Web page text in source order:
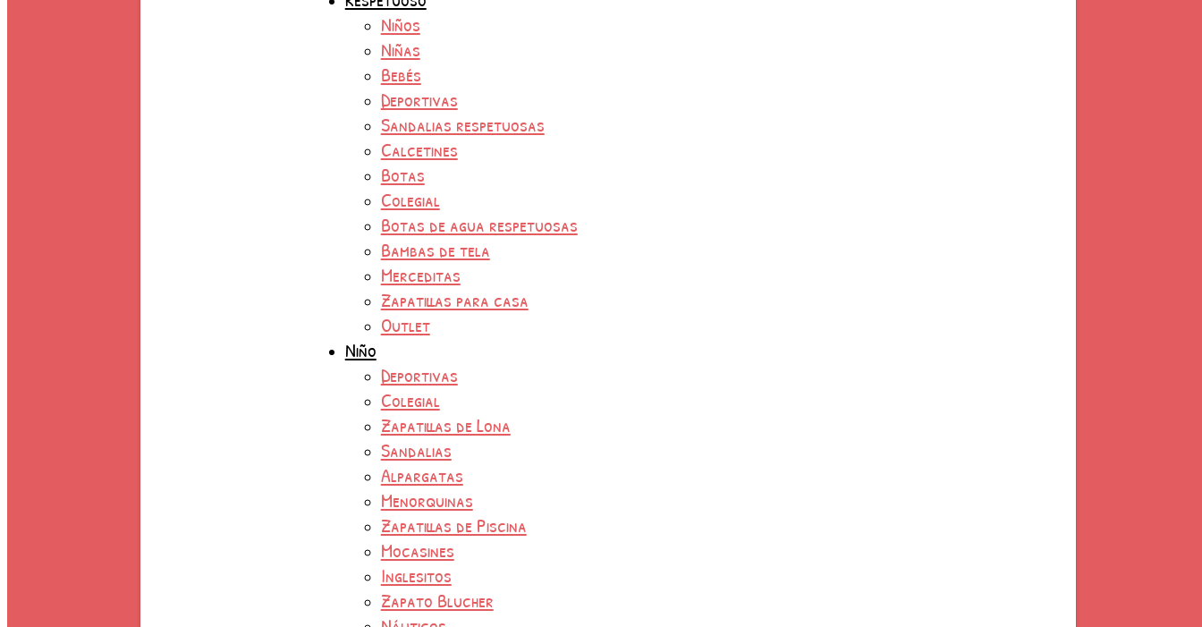
Niños
Niñas
Bebés
Deportivas
Sandalias respetuosas
Calcetines
Botas
Colegial
Botas de agua respetuosas
Bambas de tela
Merceditas
Zapatillas para casa
Outlet
Niño
Deportivas
Colegial
Zapatillas de Lona
Sandalias
Alpargatas
Menorquinas
Zapatillas de Piscina
Mocasines
Inglesitos
Zapato Blucher